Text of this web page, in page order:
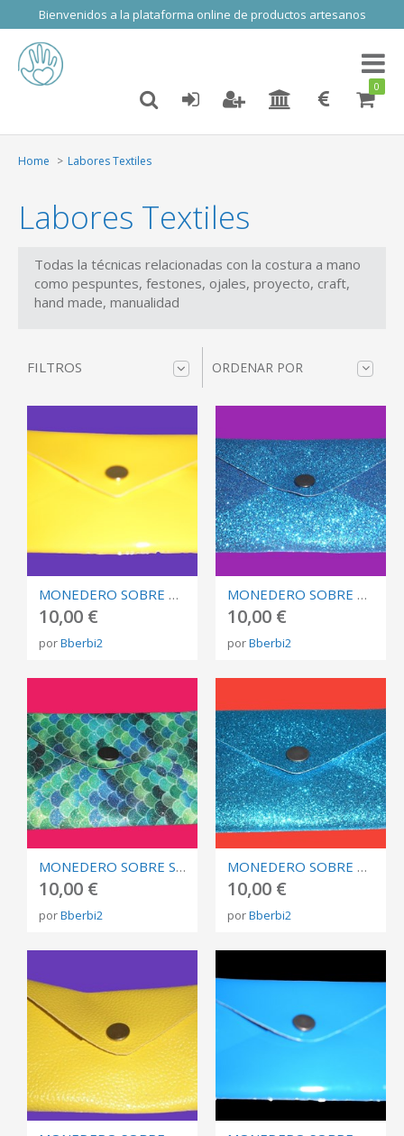
Bienvenidos a la plataforma online de productos artesanos
Toggle
0
Home Labores Textiles
Labores Textiles
Todas la técnicas relacionadas con la costura a mano
como pespuntes, festones, ojales, proyecto, craft,
hand made, manualidad
FILTROS ORDENAR POR
MONEDERO SOBRE AMARILLO CHAROL
10,00 €
porBberbi2
MONEDERO SOBRE AZUL BRILLI
10,00 €
porBberbi2
MONEDERO SOBRE SERPIENTE VERDE Y AZUL
10,00 €
porBberbi2
MONEDERO SOBRE AZUL BRILLI
10,00 €
porBberbi2